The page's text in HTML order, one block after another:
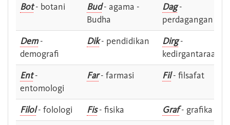
Bot- botani Bud- agama -
Budha
Dag-
perdagangan
Dem-
demografi
Dik- pendidikan Dirg-
kedirgantaraan
Ent-
entomologi
Far- farmasi Fil- filsafat
Filol- folologi Fis- fisika Graf- grafika